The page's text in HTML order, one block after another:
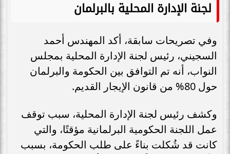
لجنة الإدارة المحلية بالبرلمان
وفي تصريحات سابقة، أكد المهندس أحمد
السجيني، رئيس لجنة الإدارة المحلية بمجلس
النواب، أنه تم التوافق بين الحكومة والبرلمان
حول 80% من قانون الإيجار القديم.
وكشف رئيس لجنة الإدارة المحلية، سبب توقف
عمل اللجنة الحكومية البرلمانية مؤقتًا، والتي
كانت قد شُكلت بناءً على طلب الحكومة، بسبب